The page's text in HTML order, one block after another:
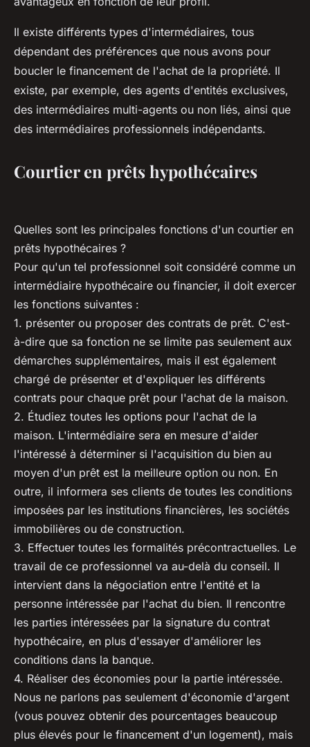
Il existe différents types d'intermédiaires, tous
dépendant des préférences que nous avons pour
boucler le financement de l'achat de la propriété. Il
existe, par exemple, des agents d'entités exclusives,
des intermédiaires multi-agents ou non liés, ainsi que
des intermédiaires professionnels indépendants.
Courtier en prêts hypothécaires
Quelles sont les principales fonctions d'un courtier en
prêts hypothécaires ?
Pour qu'un tel professionnel soit considéré comme un
intermédiaire hypothécaire ou financier, il doit exercer
les fonctions suivantes :
1. présenter ou proposer des contrats de prêt. C'est-
à-dire que sa fonction ne se limite pas seulement aux
démarches supplémentaires, mais il est également
chargé de présenter et d'expliquer les différents
contrats pour chaque prêt pour l'achat de la maison.
2. Étudiez toutes les options pour l'achat de la
maison. L'intermédiaire sera en mesure d'aider
l'intéressé à déterminer si l'acquisition du bien au
moyen d'un prêt est la meilleure option ou non. En
outre, il informera ses clients de toutes les conditions
imposées par les institutions financières, les sociétés
immobilières ou de construction.
3. Effectuer toutes les formalités précontractuelles. Le
travail de ce professionnel va au-delà du conseil. Il
intervient dans la négociation entre l'entité et la
personne intéressée par l'achat du bien. Il rencontre
les parties intéressées par la signature du contrat
hypothécaire, en plus d'essayer d'améliorer les
conditions dans la banque.
4. Réaliser des économies pour la partie intéressée.
Nous ne parlons pas seulement d'économie d'argent
(vous pouvez obtenir des pourcentages beaucoup
plus élevés pour le financement d'un logement), mais